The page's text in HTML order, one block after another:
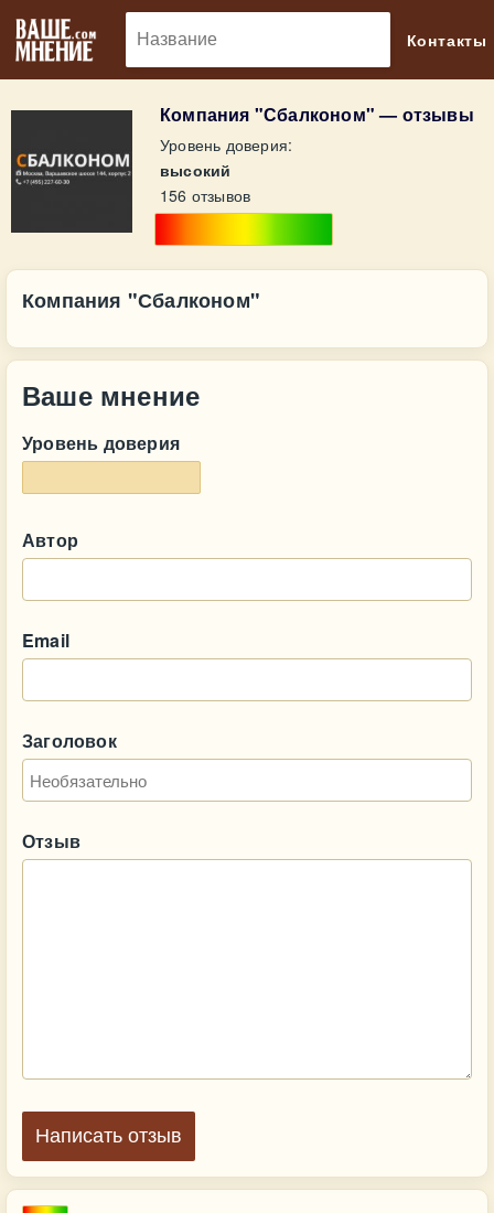
Контакты
Компания "Сбалконом" — отзывы
Уровень доверия:
высокий
156 отзывов
Компания "Сбалконом"
Ваше мнение
Уровень доверия
Автор
Email
Заголовок
Отзыв
Написать отзыв